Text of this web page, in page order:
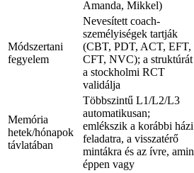
Amanda, Mikkel)
Módszertani
fegyelem
Nevesített coach-
személyiségek tartják
(CBT, PDT, ACT, EFT,
CFT, NVC); a struktúrát
a stockholmi RCT
validálja
Memória
hetek/hónapok
távlatában
Többszintű L1/L2/L3
automatikusan;
emlékszik a korábbi házi
feladatra, a visszatérő
mintákra és az ívre, amin
éppen vagy